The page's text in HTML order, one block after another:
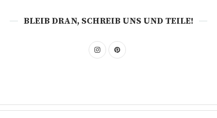
BLEIB DRAN, SCHREIB UNS UND TEILE!